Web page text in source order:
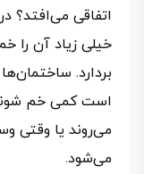
اتفاقی
خیلی زیاد آن را
بردارد.
است کمی خم
می‌روند یا وقتی
می‌شود.